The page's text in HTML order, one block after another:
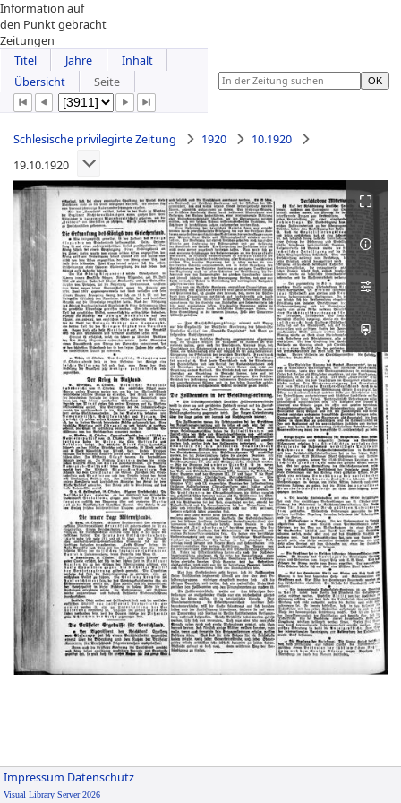
Information auf
den Punkt gebracht
Zeitungen
Titel
Jahre
Inhalt
Übersicht
Seite
Schlesische privilegirte Zeitung 1920
10.1920
19.10.1920
Impressum Datenschutz
Visual Library Server 2026